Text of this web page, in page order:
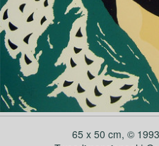
65 x 50 cm, ©